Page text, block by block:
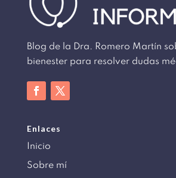
Blog de la Dra. Romero Martín
bienester para resolver dudas
Enlaces
Inicio
Sobre mí